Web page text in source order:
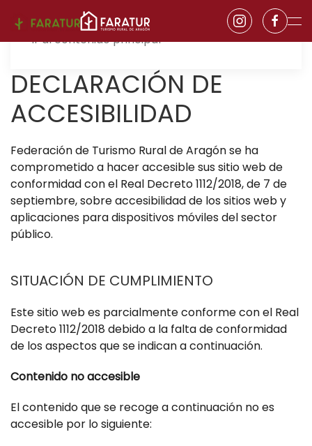
Ir al contenido principal
DECLARACIÓN DE
ACCESIBILIDAD
Federación de Turismo Rural de Aragónse ha
comprometido a hacer accesible sus sitio web de
conformidad con el Real Decreto 1112/2018, de 7 de
septiembre, sobre accesibilidad de los sitios web y
aplicaciones para dispositivos móviles del sector
público.
SITUACIÓN DE CUMPLIMIENTO
Este sitio web es parcialmente conforme con el Real
Decreto 1112/2018 debido a la falta de conformidad
de los aspectos que se indican a continuación.
Contenido no accesible
El contenido que se recoge a continuación no es
accesible por lo siguiente: